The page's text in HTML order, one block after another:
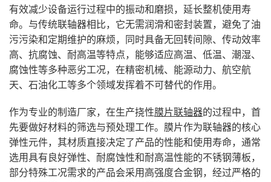
有效减少设备运行过程中的振动和磨损，延长整机使用寿
命。与传统联轴器相比，它无需润滑和密封装置，避免了油
污污染和定期维护的麻烦，同时具备无回转间隙、传动效率
高、抗腐蚀、耐高温等特点，能够适应高温、低温、潮湿、
腐蚀性等多种恶劣工况，在精密机械、能源动力、航空航
天、石油化工等多个领域发挥着不可替代的作用。
作为专业的制造厂家，在生产挠性膜片联轴器的过程中，首
先要做好材料的筛选与预处理工作。膜片作为联轴器的核心
弹性元件，其材质直接决定了产品的性能和使用寿命，通常
选用具有良好弹性、耐腐蚀性和耐高温性能的不锈钢薄板，
部分特殊工况需求的产品会采用高强度合金钢，经过严格的